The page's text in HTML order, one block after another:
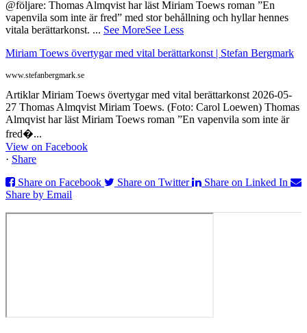
@följare: Thomas Almqvist har läst Miriam Toews roman ”En
vapenvila som inte är fred” med stor behållning och hyllar hennes
vitala berättarkonst. ... See MoreSee Less
Miriam Toews övertygar med vital berättarkonst | Stefan Bergmark
www.stefanbergmark.se
Artiklar Miriam Toews övertygar med vital berättarkonst 2026-05-
27 Thomas Almqvist Miriam Toews. (Foto: Carol Loewen) Thomas
Almqvist har läst Miriam Toews roman ”En vapenvila som inte är
fred�...
View on Facebook
· Share
Share on Facebook
Share on Twitter
Share on Linked In
Share by Email